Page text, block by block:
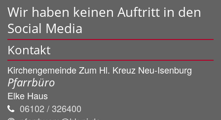
Wir haben keinen Auftritt in den
Social Media
Kontakt
Kirchengemeinde Zum Hl. Kreuz Neu-Isenburg
Pfarrbüro
Elke Haus
06102 / 326400